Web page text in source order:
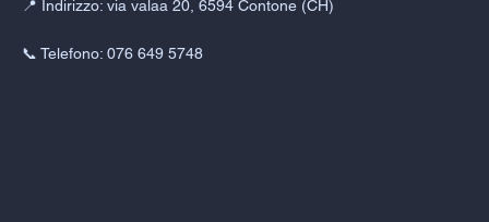
📍 Indirizzo: via valaa 20, 6594 Contone (CH)
📞 Telefono: 076 649 5748